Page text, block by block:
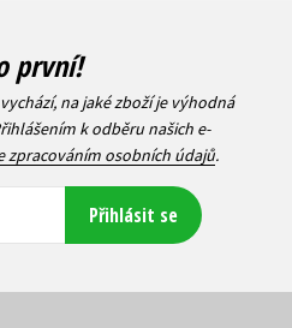
první!
na jaké zboží je výhodná
k odběru našich e-
zpracováním osobních údajů.
Přihlásit se